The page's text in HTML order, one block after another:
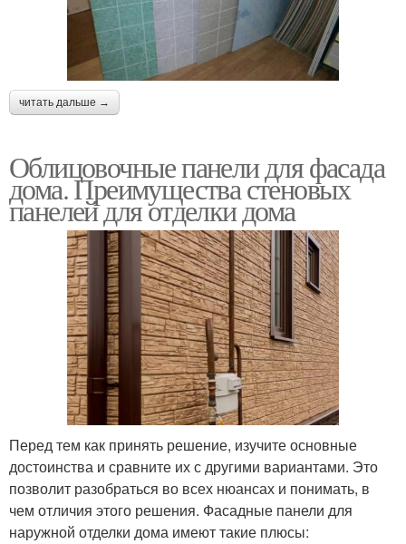
читать дальше →
Облицовочные панели для фасада
дома. Преимущества стеновых
панелей для отделки дома
Перед тем как принять решение, изучите основные
достоинства и сравните их с другими вариантами. Это
позволит разобраться во всех нюансах и понимать, в
чем отличия этого решения. Фасадные панели для
наружной отделки дома имеют такие плюсы: